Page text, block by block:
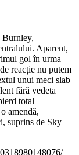
Burnley,
Aparent,
gol în urma
reacție nu putem
unui meci slab
fără vedeta
total
amendă,
suprins de Sky